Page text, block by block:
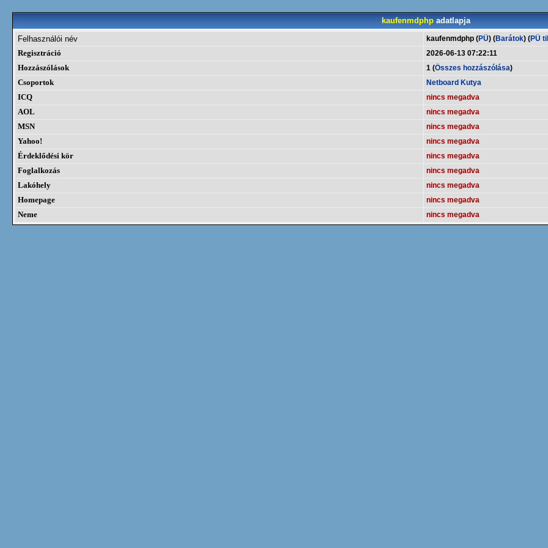
kaufenmdphpadatlapja
Felhasználói név
kaufenmdphp (PÜ) (Barátok) (PÜ
Regisztráció
2026-06-13 07:22:11
Hozzászólások
1 (Összes hozzászólása)
Csoportok
Netboard Kutya
ICQ
nincs megadva
AOL
nincs megadva
MSN
nincs megadva
Yahoo!
nincs megadva
Érdeklődési kör
nincs megadva
Foglalkozás
nincs megadva
Lakóhely
nincs megadva
Homepage
nincs megadva
Neme
nincs megadva